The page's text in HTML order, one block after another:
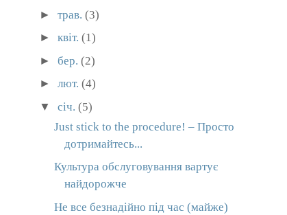
► трав. (3)
► квіт. (1)
► бер. (2)
► лют. (4)
▼ січ. (5)
Just stick to the procedure! – Просто
дотримайтесь...
Культура обслуговування вартує
найдорожче
Не все безнадійно під час (майже)